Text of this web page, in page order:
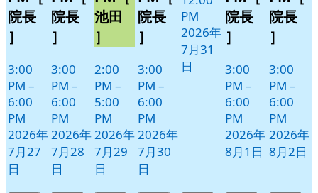
院長
］
3:00
PM –
6:00
PM
2026年
7月27
日
院長
］
3:00
PM –
6:00
PM
2026年
7月28
日
池田
］
2:00
PM –
5:00
PM
2026年
7月29
日
院長
］
3:00
PM –
6:00
PM
2026年
7月30
日
PM
2026年
7月31
日
院長
］
3:00
PM –
6:00
PM
2026年
8月1日
院長
］
3:00
PM –
6:00
PM
2026年
8月2日